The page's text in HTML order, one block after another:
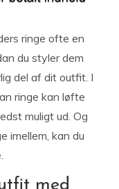
ringe ofte en
du styler dem
del af dit outfit. I
ringe kan løfte
muligt ud. Og
imellem, kan du
med